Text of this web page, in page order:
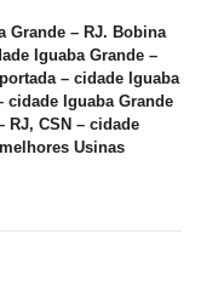
Grande – RJ. Bobina
Iguaba Grande –
– cidade Iguaba
cidade Iguaba Grande
RJ, CSN – cidade
Usinas